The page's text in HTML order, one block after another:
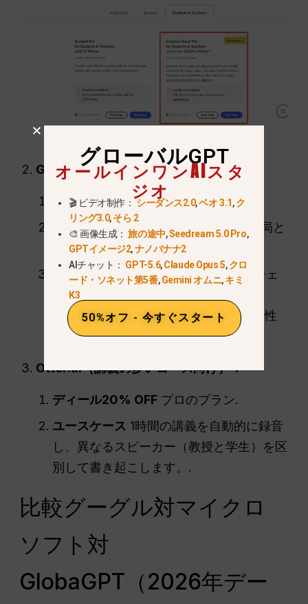
Grammarly（ライター向け）：
ディール40% OFF年間計画.
検証：必要とするシアーID
登録事務局と
の照合。.
なぜそれを加えるのか： その「剽窃チェ
ッカー」とトーン調整AIは、標準的な
LLM生成とは一線を画し、学術的完全性
を保証する。.
Otter.ai（講義の多いコース向け）：
ディール20% OFF プロのプラン.
ユースケース 1時間の講義を自動的に録音
し、異なるスピーカー（教授と学生）を区
別して書き起こします。.
比較グーグル対マイクロ
ソフト対
GlobaGPT（2026年デー
グローバルGPT
オールインワンAIスタ
ジオ
🎬 ビデオ制作：シーダンス2.0,ベオ 3.1,ク
リング3.0,そら 2
🎨 画像生成：旅の途中,Seedream 5.0 Pro,
GPTイメージ2,ナノバナナ2
AIチャット： GPT-5.6,Claude Opus 5,クロ
ード・ソネット第5番,Gemini オムニ,キミ
K3
50%オフ - 今すぐスタート